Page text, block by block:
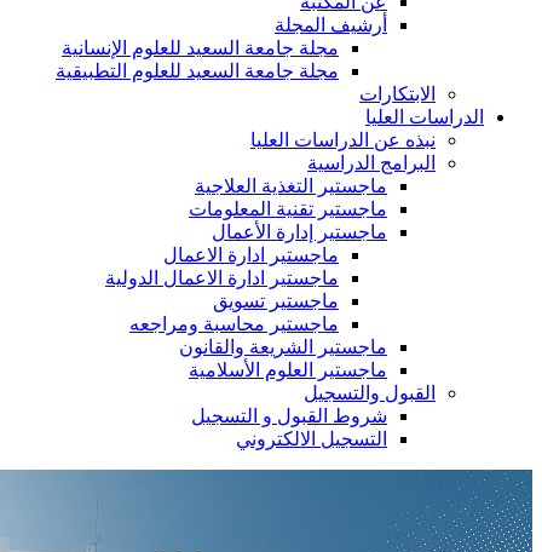
أرشيف المجلة
مجلة جامعة السعيد للعلوم الإنسانية
مجلة جامعة السعيد للعلوم التطبيقية
الابتكارات
الدراسات العليا
نبذه عن الدراسات العليا
البرامج الدراسية
ماجستير التغذية العلاجية
ماجستير تقنية المعلومات
ماجستير إدارة الأعمال
ماجستير ادارة الاعمال
ماجستير ادارة الاعمال الدولية
ماجستير تسويق
ماجستير محاسبة ومراجعه
ماجستير الشريعة والقانون
ماجستير العلوم الأسلامية
القبول والتسجيل
شروط القبول و التسجيل
التسجيل الالكتروني